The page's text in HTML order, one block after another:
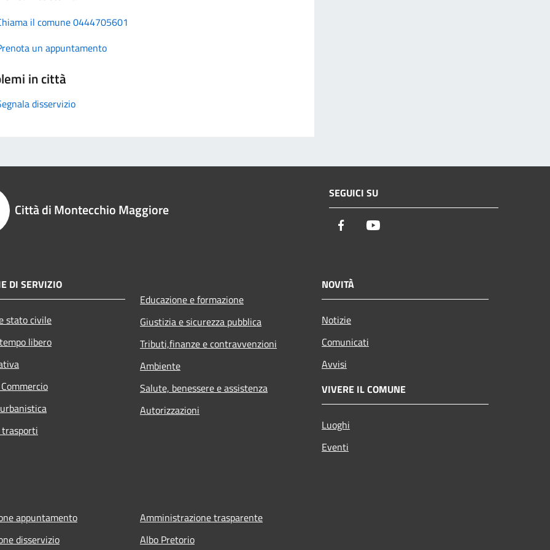
il comune 0444705601
un appuntamento
in città
disservizio
Città di Montecchio Maggiore
SEGUICI SU
Facebook
DI SERVIZIO
stato civile
libero
Educazione e formazione
Giustizia e sicurezza pubblica
Tributi,finanze e contravvenzioni
Ambiente
Salute, benessere e assistenza
Autorizzazioni
NOVITÀ
Notizie
Comunicati
Avvisi
VIVERE IL COMUNE
Luoghi
Eventi
appuntamento
disservizio
Amministrazione trasparente
Albo Pretorio